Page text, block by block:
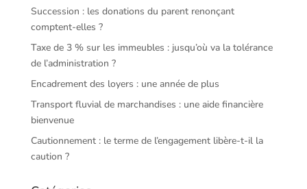
Succession : les donations du parent renonçant
comptent-elles ?
Taxe de 3 % sur les immeubles : jusqu’où va la tolérance
de l’administration ?
Encadrement des loyers : une année de plus
Transport fluvial de marchandises : une aide financière
bienvenue
Cautionnement : le terme de l’engagement libère-t-il la
caution ?